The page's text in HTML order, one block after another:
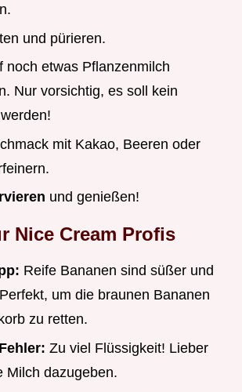
und pürieren.
noch etwas Pflanzenmilch
Nur vorsichtig, es soll kein
mit Kakao, Beeren oder
und genießen!
Nice Cream Profis
Reife Bananen sind süßer und
um die braunen Bananen
zu retten.
Zu viel Flüssigkeit! Lieber
Milch dazugeben.